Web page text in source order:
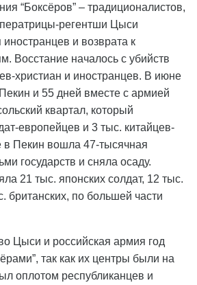
“Боксёров” – традиционалистов,
регентши Цыси
и возврата к
Восстание началось с убийств
христиан и иностранцев. В июне
и 55 дней вместе с армией
квартал, который
европейцев и 3 тыс. китайцев-
в Пекин вошла 47-тысячная
государств и сняла осаду.
21 тыс. японских солдат, 12 тыс.
британских, по большей части
Цыси и российская армия год
так как их центры были на
оплотом республиканцев и